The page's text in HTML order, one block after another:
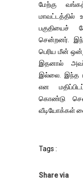
மேற்கு
மாவட்டத்தில்
பகுதியைச்
சென்றனர்.
பெரிய மீன்
இதனால்
இல்லை. இந்த
என
கொண்டு
வீடியோக்கள்
Tags :
Share via